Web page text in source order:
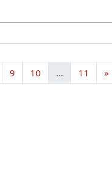
8
9Page 9
10Page 10
… 11 Page
»